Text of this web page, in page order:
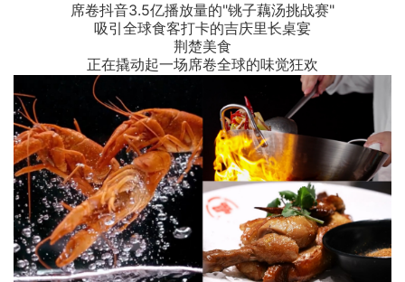
席卷抖音3.5亿播放量的"铫子藕汤挑战赛"
吸引全球食客打卡的吉庆里长桌宴
荆楚美食
正在撬动起一场席卷全球的味觉狂欢